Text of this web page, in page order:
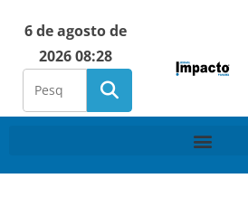
6 de agosto de
2026 08:28